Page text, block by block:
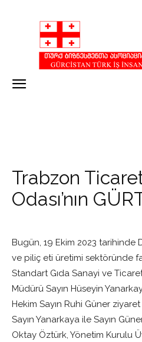
Trabzon
Odası’nın
Bugün, 19 Ekim 2023 tarihinde
ve piliç eti üretimi sektöründe
Standart Gıda Sanayi ve
Müdürü Sayın Hüseyin
Hekim Sayın Ruhi Güner
Sayın Yanarkaya ile Sayın
Oktay Öztürk, Yönetim Kurulu